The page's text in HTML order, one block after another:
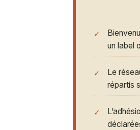
un label
Le
répartis